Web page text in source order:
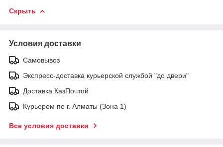
Скрыть
Условия доставки
Самовывоз
Экспресс-доставка курьерской службой "до двери"
Доставка КазПочтой
Курьером по г. Алматы (Зона 1)
Все условия доставки